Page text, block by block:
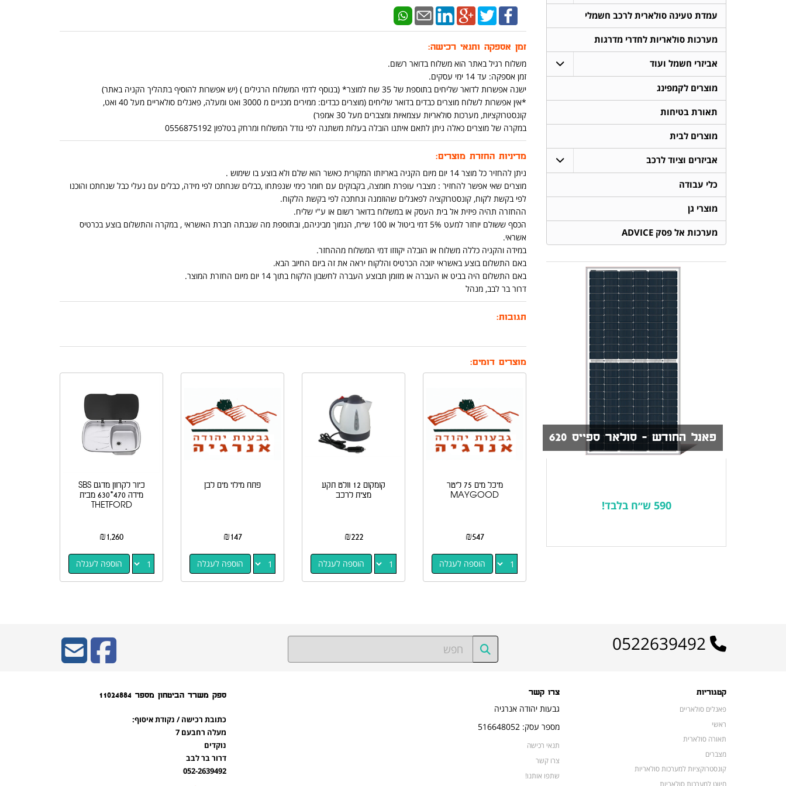
זמן אספקה ותנאי רכישה:
משלוח רגיל באתר הוא משלוח בדואר רשום.
זמן אספקה: עד 14 ימי עסקים.
ישנה אפשרות לדואר שליחים בתוספת של 35 שח למוצר* (בנוסף לדמי המשלוח הרגילים ) (יש אפשרות להוסיף בתהליך הקניה באתר)
*אין אפשרות לשלוח מוצרים כבדים בדואר שליחים (מוצרים כבדים: ממירים מכניים מ 3000 ואט ומעלה, פאנלים סולאריים מעל 40 ואט,
קונסטרוקציות, מערכות סולאריות עצמאיות ומצברים מעל 30 אמפר)
במקרה של מוצרים כאלה ניתן לתאם איתנו הובלה בעלות משתנה לפי גודל המשלוח ומרחק בטלפון 0556875192
מדיניות החזרת מוצרים:
ניתן להחזיר כל מוצר 14 יום מיום הקניה באריזתו המקורית כאשר הוא שלם ולא בוצע בו שימוש .
מוצרים שאי אפשר להחזיר : מצברי עופרת חומצה, בקבוקים עם חומר כימי שנפתחו ,כבלים שנחתכו לפי מידה, כבלים עם נעלי כבל שנחתכו והוכנו
לפי בקשת לקוח, קונסטרוקציה לפאנלים שהוזמנה ונחתכה לפי בקשת הלקוח.
ההחזרה תהיה פיזית אל בית העסק או במשלוח בדואר רשום או ע"י שליח.
הכסף ששולם יוחזר למעט 5% דמי ביטול או 100 ש״ח, הנמוך מביניהם, ובתוספת מה שגבתה חברת האשראי , במקרה והתשלום בוצע בכרטיס
אשראי.
במידה והקניה כללה משלוח או הובלה יקוזזו דמי המשלוח מההחזר.
באם התשלום בוצע באשראי יזוכה הכרטיס והלקוח יראה את זה ביום החיוב הבא.
באם התשלום היה בביט או העברה או מזומן תבוצע העברה לחשבון הלקוח בתוך 14 יום מיום החזרת המוצר.
דרור בר לבב, מנהל
תגובות:
מוצרים דומים:
מיכל מים 75 ליטר
MAYGOOD
₪547
הוספה לעגלה
קומקום 12 וולט תקע
מצית לרכב
₪222
הוספה לעגלה
פתח מילוי מים לבן
₪147
הוספה לעגלה
כיור לקרוון מדגם SBS
מידה 470*630 מבית
THETFORD
₪1,260
הוספה לעגלה
עמדת טעינה סולארית לרכב חשמלי
מערכות סולאריות לחדרי מדרגות
אביזרי חשמל ועוד
מוצרים לקמפינג
תאורת בטיחות
מוצרים לבית
אביזרים וציוד לרכב
כלי עבודה
מוצרי גן
מערכות אל פסק ADVICE
פאנל החודש - סולאר ספייס 620
590 ש״ח בלבד!
קטגוריות
פאנלים סולאריים
ראשי
תאורה סולארית
מצברים
קונסטרוקציות למערכות סולאריות
חיווט למערכות סולאריות
צרו קשר
גבעות יהודה אנרגיה
מספר עסק: 516648052
תנאי רכישה
צרו קשר
שתפו אותנו!
ספק משרד הביטחון מספר 11024884
כתובת רכישה / נקודת איסוף:
מעלה רחבעם 7
נוקדים
דרור בר לבב
052-2639492